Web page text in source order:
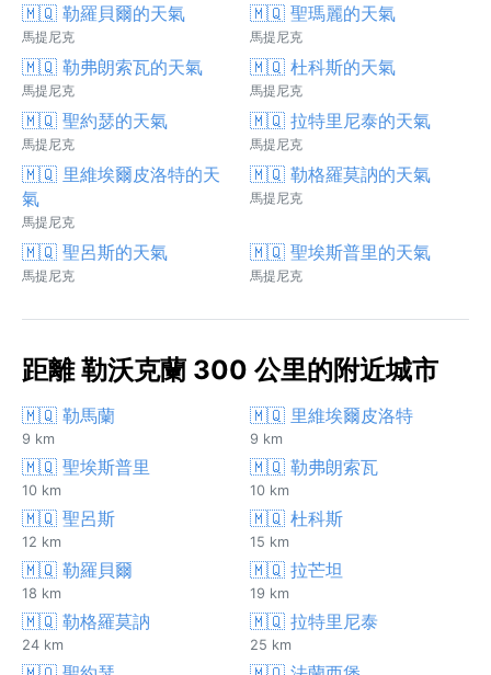
🇲🇶 勒羅貝爾的天氣
馬提尼克
🇲🇶 聖瑪麗的天氣
馬提尼克
🇲🇶 勒弗朗索瓦的天氣
馬提尼克
🇲🇶 杜科斯的天氣
馬提尼克
🇲🇶 聖約瑟的天氣
馬提尼克
🇲🇶 拉特里尼泰的天氣
馬提尼克
🇲🇶 里維埃爾皮洛特的天
氣
馬提尼克
🇲🇶 勒格羅莫訥的天氣
馬提尼克
🇲🇶 聖呂斯的天氣
馬提尼克
🇲🇶 聖埃斯普里的天氣
馬提尼克
距離 勒沃克蘭 300 公里的附近城市
🇲🇶 勒馬蘭
9 km
🇲🇶 里維埃爾皮洛特
9 km
🇲🇶 聖埃斯普里
10 km
🇲🇶 勒弗朗索瓦
10 km
🇲🇶 聖呂斯
12 km
🇲🇶 杜科斯
15 km
🇲🇶 勒羅貝爾
18 km
🇲🇶 拉芒坦
19 km
🇲🇶 勒格羅莫訥
24 km
🇲🇶 拉特里尼泰
25 km